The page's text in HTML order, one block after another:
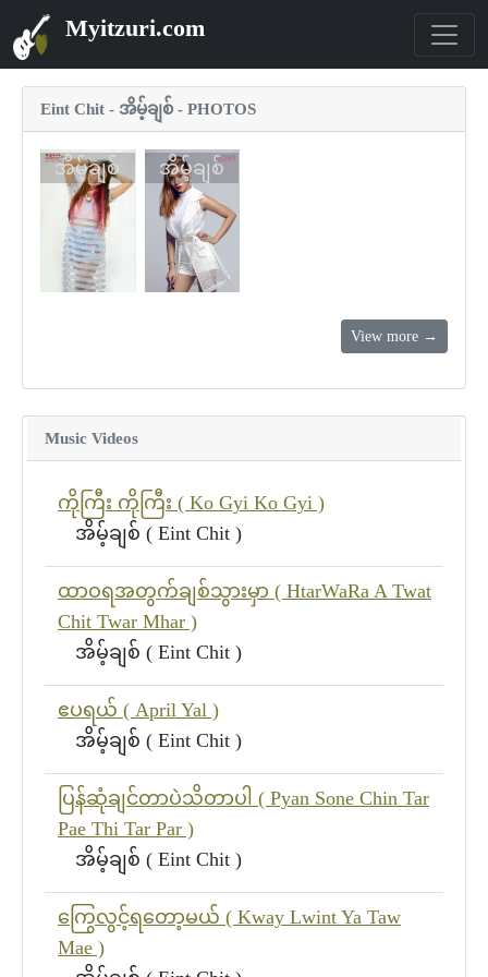
Myitzuri.com
Eint Chit - အိမ့်ချစ် - PHOTOS
အိမ့်ချစ် အိမ့်ချစ်
View more →
Music Videos
ကိုကြီး ကိုကြီး ( Ko Gyi Ko Gyi )
အိမ့်ချစ် ( Eint Chit )
ထာဝရအတွက်ချစ်သွားမှာ ( HtarWaRa A Twat
Chit Twar Mhar )
အိမ့်ချစ် ( Eint Chit )
ဧပရယ် ( April Yal )
အိမ့်ချစ် ( Eint Chit )
ပြန်ဆုံချင်တာပဲသိတာပါ ( Pyan Sone Chin Tar
Pae Thi Tar Par )
အိမ့်ချစ် ( Eint Chit )
ကြွေလွင့်ရတော့မယ် ( Kway Lwint Ya Taw
Mae )